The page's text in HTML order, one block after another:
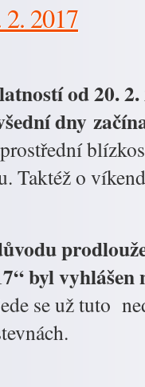
2. 2017
od 20.
dny
Taktéž o
byl
se už tuto